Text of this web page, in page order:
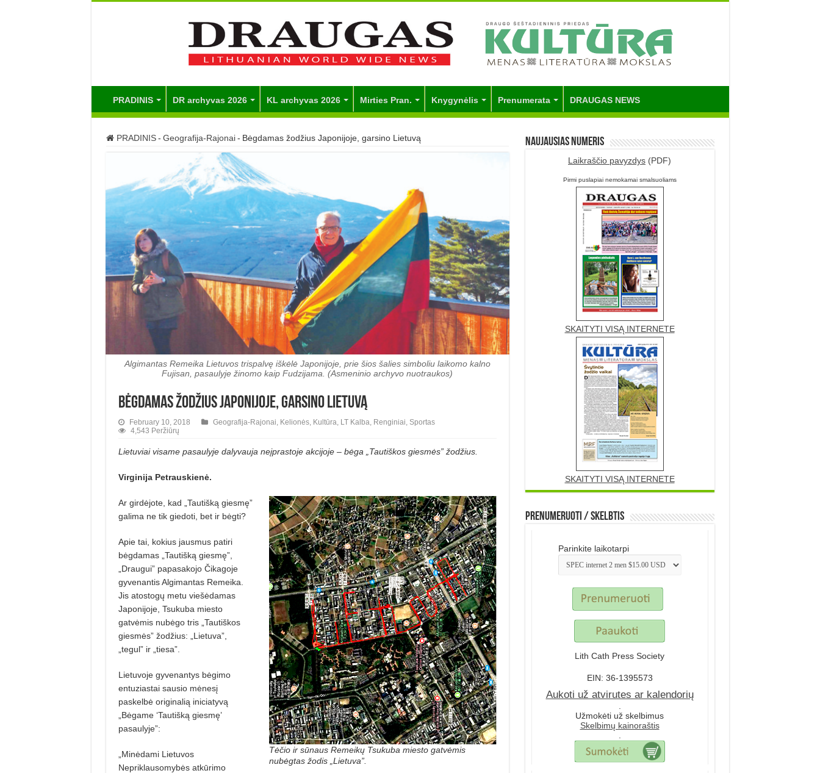
PRADINIS DR archyvas 2026 KL archyvas 2026 Mirties Pran. Knygynėlis Prenumerata DRAUGAS NEWS
PRADINIS - Geografija-Rajonai - Bėgdamas žodžius Japonijoje, garsino Lietuvą
Algimantas Remeika Lietuvos trispalvę iškėlė Japonijoje, prie šios šalies simboliu laikomo kalno
Fujisan, pasaulyje žinomo kaip Fudzijama. (Asmeninio archyvo nuotraukos)
Bėgdamas žodžius Japonijoje, garsino Lietuvą
February 10, 2018 Geografija-Rajonai Kelionės, Kultūra LT Kalba Renginiai Sportas
4,543 Peržiūrų
Lietuviai visame pasaulyje dalyvauja neįprastoje akcijoje – bėga „Tautiškos giesmės” žodžius.
Virginija Petrauskienė.
Tėčio ir sūnaus Remeikų Tsukuba miesto gatvėmis
nubėgtas žodis „Lietuva”.
Ar girdėjote, kad „Tautišką giesmę”
galima ne tik giedoti, bet ir bėgti?
Apie tai, kokius jausmus patiri
bėgdamas „Tautišką giesmę”,
„Draugui” papasakojo Čikagoje
gyvenantis Algimantas Remeika.
Jis atostogų metu viešėdamas
Japonijoje, Tsukuba miesto
gatvėmis nubėgo tris „Tautiškos
giesmės” žodžius: „Lietuva”,
„tegul” ir „tiesa”.
Lietuvoje gyvenantys bėgimo
entuziastai sausio mėnesį
paskelbė originalią iniciatyvą
„Bėgame ‘Tautišką giesmę’
pasaulyje”:
„Minėdami Lietuvos
Nepriklausomybės atkūrimo
Naujausias numeris
Laikraščio pavyzdys (PDF)
Pirmi puslapiai nemokamai smalsuoliams
SKAITYTI VISĄ INTERNETE
SKAITYTI VISĄ INTERNETE
Prenumeruoti / Skelbtis
Parinkite laikotarpi
Lith Cath Press Society
EIN: 36-1395573
Aukoti už atvirutes ar kalendorių
.
Užmokėti už skelbimus
Skelbimų kainoraštis
.